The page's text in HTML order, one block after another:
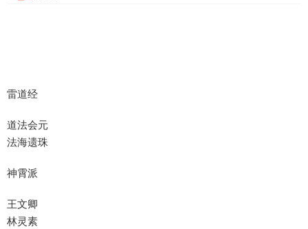
雷道经
道法会元
法海遗珠
神霄派
王文卿
林灵素